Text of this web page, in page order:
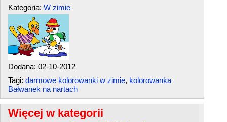
Kategoria: W zimie
Dodana: 02-10-2012
Tagi: darmowe kolorowanki w zimie, kolorowanka
Bałwanek na nartach
Więcej w kategorii